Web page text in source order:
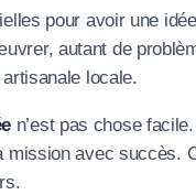
pour avoir une
autant de
locale.
n’est pas chose
avec succès.